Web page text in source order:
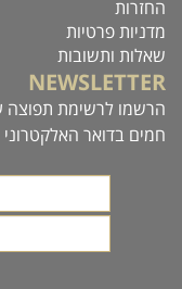
החזרות
מדניות פרטיות
שאלות ותשובות
NEWSLETTER
הרשמו לרשימת תפוצה
חמים בדואר האלקטרוני